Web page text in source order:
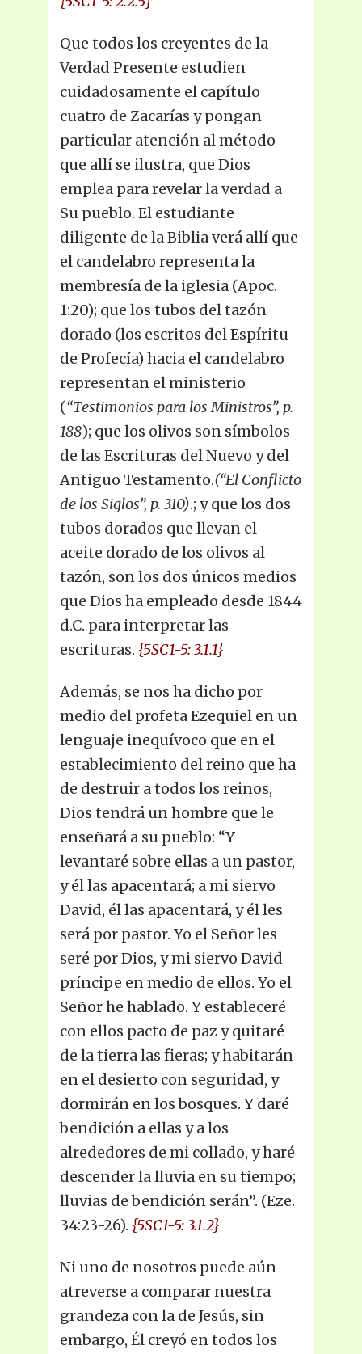
Que todos los creyentes de la
Verdad Presente estudien
cuidadosamente el capítulo
cuatro de Zacarías y pongan
particular atención al método
que allí se ilustra, que Dios
emplea para revelar la verdad a
Su pueblo. El estudiante
diligente de la Biblia verá allí que
el candelabro representa la
membresía de la iglesia (Apoc.
1:20); que los tubos del tazón
dorado (los escritos del Espíritu
de Profecía) hacia el candelabro
representan el ministerio
(“Testimonios para los Ministros”, p.
188); que los olivos son símbolos
de las Escrituras del Nuevo y del
Antiguo Testamento.(“El Conflicto
de los Siglos”, p. 310).; y que los dos
tubos dorados que llevan el
aceite dorado de los olivos al
tazón, son los dos únicos medios
que Dios ha empleado desde 1844
d.C. para interpretar las
escrituras. {5SC1-5: 3.1.1}
Además, se nos ha dicho por
medio del profeta Ezequiel en un
lenguaje inequívoco que en el
establecimiento del reino que ha
de destruir a todos los reinos,
Dios tendrá un hombre que le
enseñará a su pueblo: “Y
levantaré sobre ellas a un pastor,
y él las apacentará; a mi siervo
David, él las apacentará, y él les
será por pastor. Yo el Señor les
seré por Dios, y mi siervo David
príncipe en medio de ellos. Yo el
Señor he hablado. Y estableceré
con ellos pacto de paz y quitaré
de la tierra las fieras; y habitarán
en el desierto con seguridad, y
dormirán en los bosques. Y daré
bendición a ellas y a los
alrededores de mi collado, y haré
descender la lluvia en su tiempo;
lluvias de bendición serán”. (Eze.
34:23-26). {5SC1-5: 3.1.2}
Ni uno de nosotros puede aún
atreverse a comparar nuestra
grandeza con la de Jesús, sin
embargo, Él creyó en todos los